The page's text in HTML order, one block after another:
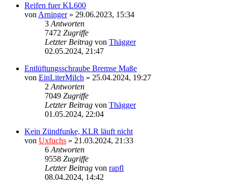
Reifen fuer KL600
von Arninger» 29.06.2023, 15:34
3 Antworten
7472 Zugriffe
Letzter Beitrag von Thägger
02.05.2024, 21:47
Entlüftungsschraube Bremse Maße
von EinLiterMilch » 25.04.2024, 19:27
2 Antworten
7049 Zugriffe
Letzter Beitrag von Thägger
01.05.2024, 22:04
Kein Zündfunke, KLR läuft nicht
von Uxfuchs » 21.03.2024, 21:33
6 Antworten
9558 Zugriffe
Letzter Beitrag von rapfl
08.04.2024, 14:42